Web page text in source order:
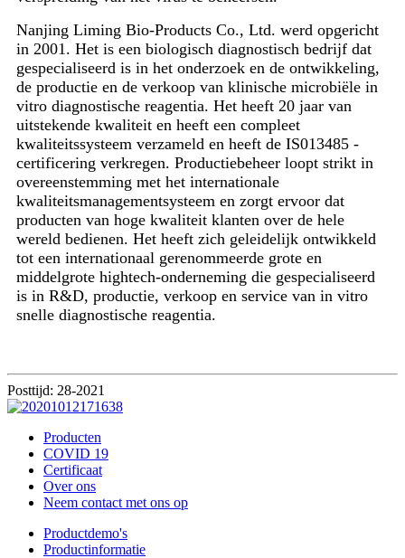
Nanjing Liming Bio-Products Co., Ltd. werd opgericht
in 2001. Het is een biologisch diagnostisch bedrijf dat
gespecialiseerd is in het onderzoek en de ontwikkeling,
de productie en de verkoop van klinische microbiële in
vitro diagnostische reagentia. Het heeft 20 jaar van
uitstekende kwaliteit en heeft een compleet
kwaliteitssysteem verzameld en heeft de IS013485 -
certificering verkregen. Productiebeheer loopt strikt in
overeenstemming met het internationale
kwaliteitsmanagementsysteem en zorgt ervoor dat
producten van hoge kwaliteit klanten over de hele
wereld bedienen. Het heeft zich geleidelijk ontwikkeld
tot een internationaal gerenommeerde grote en
middelgrote hightech-onderneming die gespecialiseerd
is in R&D, productie, verkoop en service van in vitro
snelle diagnostische reagentia.
Posttijd: 28-2021
Producten
COVID 19
Certificaat
Over ons
Neem contact met ons op
Productdemo's
Productinformatie